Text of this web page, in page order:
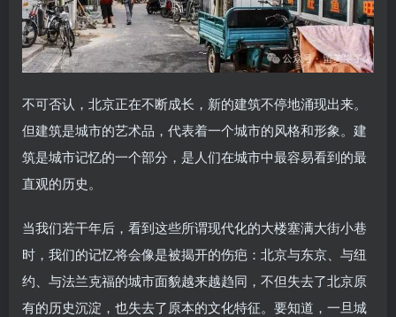
不可否认，北京正在不断成长，新的建筑不停地涌现出来。
但建筑是城市的艺术品，代表着一个城市的风格和形象。建
筑是城市记忆的一个部分，是人们在城市中最容易看到的最
直观的历史。
当我们若干年后，看到这些所谓现代化的大楼塞满大街小巷
时，我们的记忆将会像是被揭开的伤疤：北京与东京、与纽
约、与法兰克福的城市面貌越来越趋同，不但失去了北京原
有的历史沉淀，也失去了原本的文化特征。要知道，一旦城